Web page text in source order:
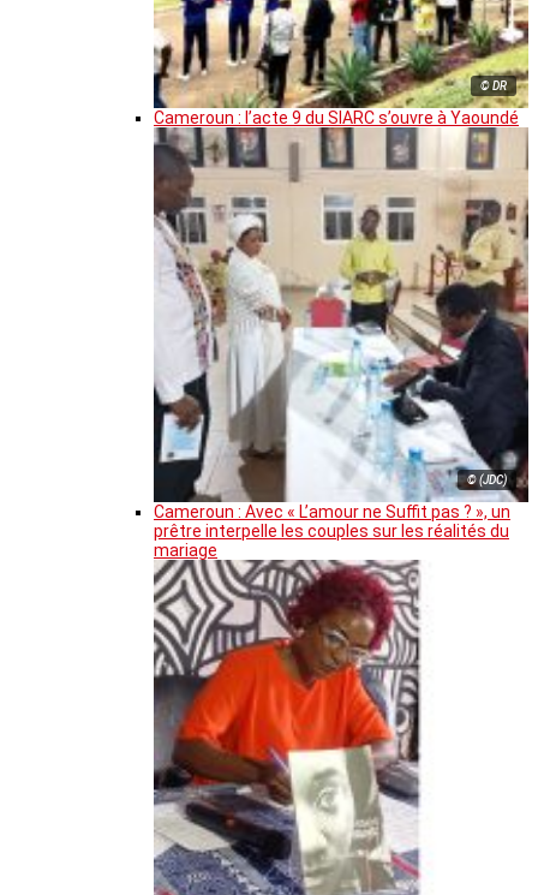
© DR
Cameroun : l’acte 9 du SIARC s’ouvre à Yaoundé
© (JDC)
Cameroun : Avec « L’amour ne Suffit pas ? », un
prêtre interpelle les couples sur les réalités du
mariage